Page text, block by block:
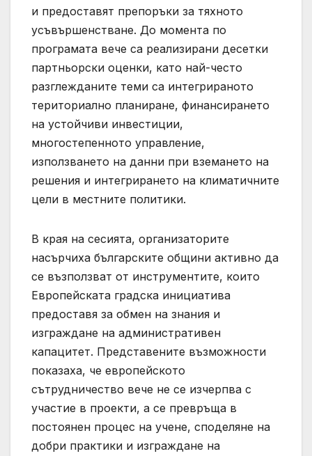
и предоставят препоръки за тяхното
усъвършенстване. До момента по
програмата вече са реализирани десетки
партньорски оценки, като най-често
разглежданите теми са интегрираното
териториално планиране, финансирането
на устойчиви инвестиции,
многостепенното управление,
използването на данни при вземането на
решения и интегрирането на климатичните
цели в местните политики.
В края на сесията, организаторите
насърчиха българските общини активно да
се възползват от инструментите, които
Европейската градска инициатива
предоставя за обмен на знания и
изграждане на административен
капацитет. Представените възможности
показаха, че европейското
сътрудничество вече не се изчерпва с
участие в проекти, а се превръща в
постоянен процес на учене, споделяне на
добри практики и изграждане на